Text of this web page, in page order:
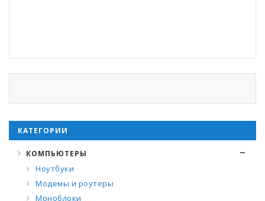
КАТЕГОРИИ
КОМПЬЮТЕРЫ
Ноутбуки
Модемы и роутеры
Моноблоки